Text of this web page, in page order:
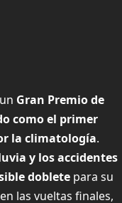
Gran Premio de
como el primer
la climatología.
y los accidentes
dobletepara su
en las vueltas finales,